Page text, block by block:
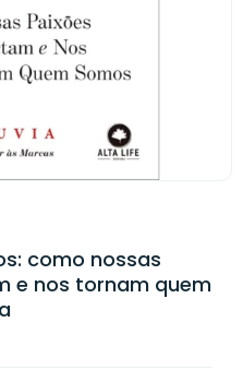
como nossas
e nos tornam quem